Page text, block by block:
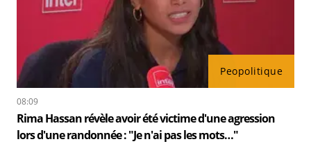
Peopolitique
08:09
Rima Hassan révèle avoir été victime d'une agression
lors d'une randonnée : "Je n'ai pas les mots…"